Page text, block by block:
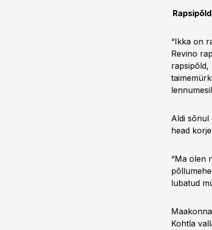
“Ikka on
Revino
rapsipõld,
Aldi sõnul
head
“Ma olen
lubatud
Kohtla